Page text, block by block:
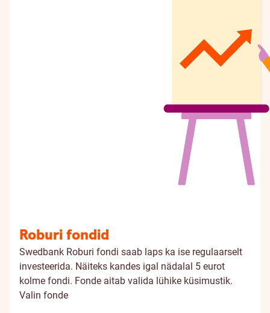
Roburi fondid
Swedbank Roburi fondi saab laps ka ise regulaarselt
investeerida. Näiteks kandes igal nädalal 5 eurot
kolme fondi. Fonde aitab valida lühike küsimustik.
Valin fonde